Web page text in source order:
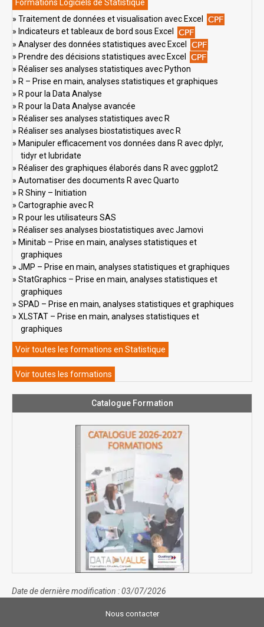
Formations Logiciels de Statistique
Traitement de données et visualisation avec Excel
Indicateurs et tableaux de bord sous Excel
Analyser des données statistiques avec Excel
Prendre des décisions statistiques avec Excel
Réaliser ses analyses statistiques avec Python
R – Prise en main, analyses statistiques et graphiques
R pour la Data Analyse
R pour la Data Analyse avancée
Réaliser ses analyses statistiques avec R
Réaliser ses analyses biostatistiques avec R
Manipuler efficacement vos données dans R avec dplyr,
tidyr et lubridate
Réaliser des graphiques élaborés dans R avec ggplot2
Automatiser des documents R avec Quarto
R Shiny – Initiation
Cartographie avec R
R pour les utilisateurs SAS
Réaliser ses analyses biostatistiques avec Jamovi
Minitab – Prise en main, analyses statistiques et
graphiques
JMP – Prise en main, analyses statistiques et graphiques
StatGraphics – Prise en main, analyses statistiques et
graphiques
SPAD – Prise en main, analyses statistiques et graphiques
XLSTAT – Prise en main, analyses statistiques et
graphiques
Voir toutes les formations en Statistique
Voir toutes les formations
Catalogue Formation
Date de dernière modification : 03/07/2026
Nous contacter